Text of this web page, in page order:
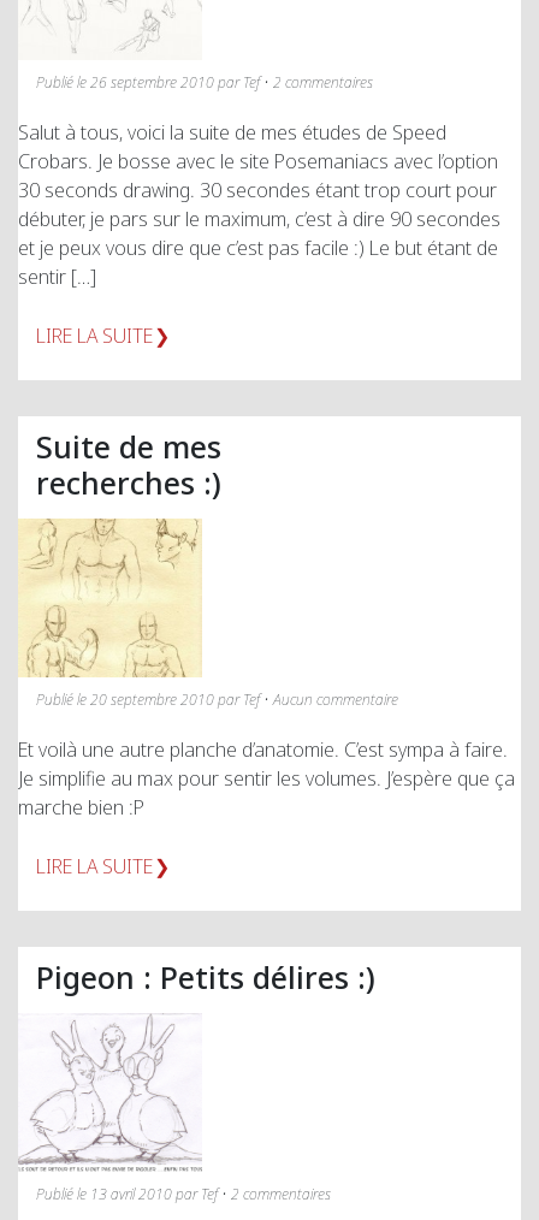
Publié le 26 septembre 2010 par Tef • 2 commentaires
Salut à tous, voici la suite de mes études de Speed
Crobars. Je bosse avec le site Posemaniacs avec l’option
30 seconds drawing. 30 secondes étant trop court pour
débuter, je pars sur le maximum, c’est à dire 90 secondes
et je peux vous dire que c’est pas facile :) Le but étant de
sentir […]
LIRE LA SUITE
Suite de mes
recherches :)
Publié le 20 septembre 2010 par Tef • Aucun commentaire
Et voilà une autre planche d’anatomie. C’est sympa à faire.
Je simplifie au max pour sentir les volumes. J’espère que ça
marche bien :P
LIRE LA SUITE
Pigeon : Petits délires :)
Publié le 13 avril 2010 par Tef • 2 commentaires